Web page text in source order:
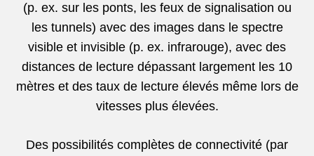
(p. ex. sur les ponts, les feux de signalisation ou
les tunnels) avec des images dans le spectre
visible et invisible (p. ex. infrarouge), avec des
distances de lecture dépassant largement les 10
mètres et des taux de lecture élevés même lors de
vitesses plus élevées.
Des possibilités complètes de connectivité (par